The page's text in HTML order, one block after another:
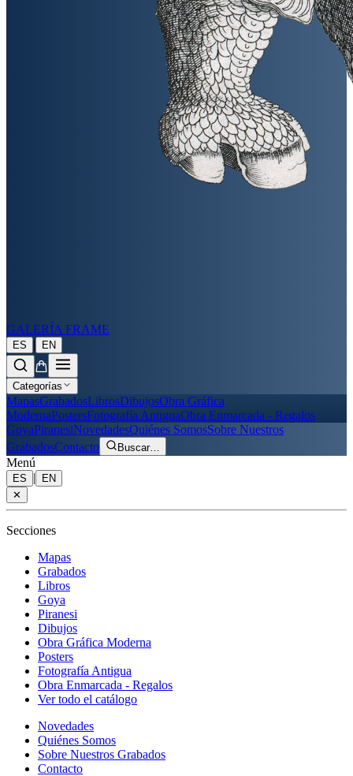
GALERÍA FRAME
ES | EN
Categorías
MapasGrabadosLibrosDibujosObra Gráfica
ModernaPostersFotografía AntiguaObra Enmarcada - Regalos
GoyaPiranesiNovedadesQuiénes SomosSobre Nuestros
GrabadosContacto Buscar…
Menú
ES |
EN
✕
Secciones
Mapas
Grabados
Libros
Goya
Piranesi
Dibujos
Obra Gráfica Moderna
Posters
Fotografía Antigua
Obra Enmarcada - Regalos
Ver todo el catálogo
Novedades
Quiénes Somos
Sobre Nuestros Grabados
Contacto